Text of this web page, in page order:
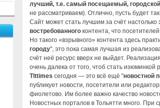
лучший, т.е. самый посещаемый,
не рассматриваем). Отлично, пусть будет
Сайт может стать лучшим за счёт настолько
востребованного контента, что
Но такого «взрывного» контента здесь
городу", это пока самая лучшая из
счёт неё ресурс вверх не выйдет.
очень далека от того, чтоб стать изюминкой
Tlttimes сегодня — это всё ещё "новостной
публикует новости, посетители или
фиолетово. Им более важно качество
Новостных порталов в Тольятти много. При